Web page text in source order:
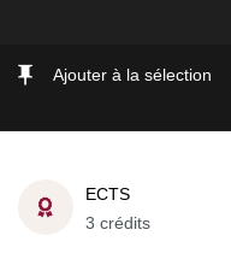
Ajouter à la sélection
ECTS
3 crédits